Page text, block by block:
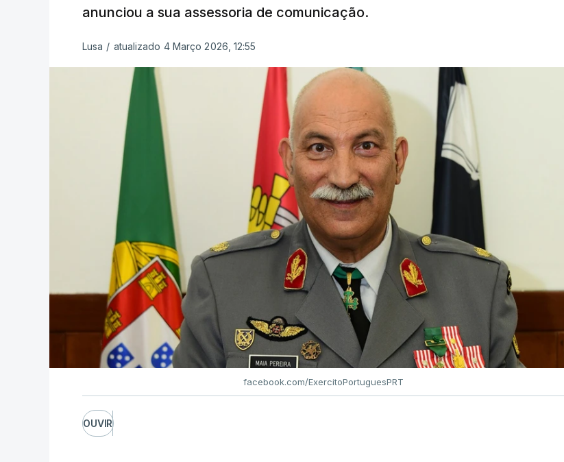
anunciou a sua assessoria de comunicação.
Lusa / atualizado 4 Março 2026, 12:55
facebook.com/ExercitoPortuguesPRT
OUVIR